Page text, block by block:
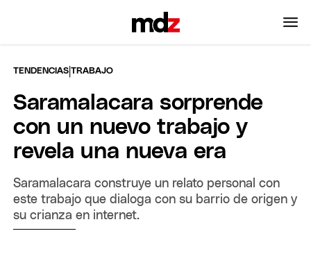
TENDENCIAS |TRABAJO
Saramalacara sorprende
con un nuevo trabajo y
revela una nueva era
Saramalacara construye un relato personal con
este trabajo que dialoga con su barrio de origen y
su crianza en internet.